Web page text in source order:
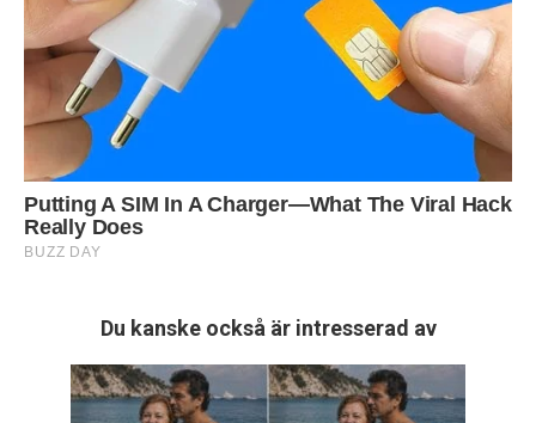
Du kanske också är intresserad av